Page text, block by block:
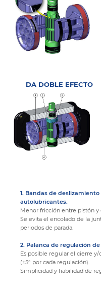
DA DOBLE EFECTO
1. Bandas de
autolubricantes.
Menor fricción entre pistón y
Se evita el encolado de la
periodos de parada.
2. Palanca de regulación de
Es posible regular el cierre
(±5° por cada regulación).
Simplicidad y fiabilidad de